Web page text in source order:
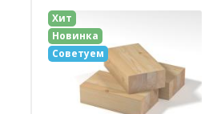
Хит
Новинка
Советуем